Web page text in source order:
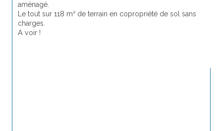
aménagé.
Le tout sur 118 m² de terrain en copropriété de sol sans
charges.
A voir !